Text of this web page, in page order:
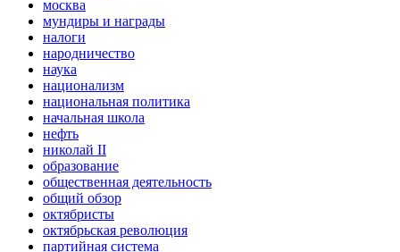
москва
мундиры и награды
налоги
народничество
наука
национализм
национальная политика
начальная школа
нефть
николай II
образование
общественная деятельность
общий обзор
октябристы
октябрьская революция
партийная система